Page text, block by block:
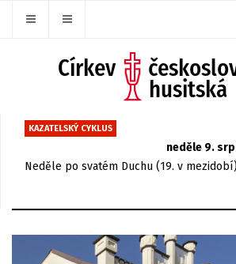
KAZATELSKÝ CYKLUS
neděle 9.
Neděle po svatém Duchu (19. v mezidobí)